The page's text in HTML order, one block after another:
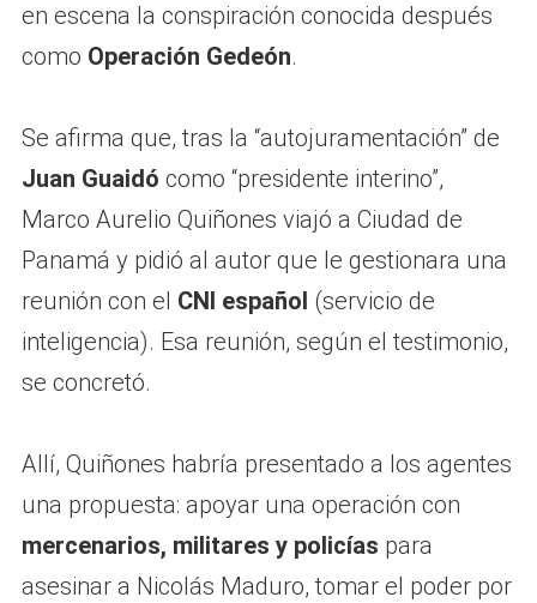
en escena la conspiración conocida después
como Operación Gedeón.
Se afirma que, tras la “autojuramentación” de
Juan Guaidó como “presidente interino”,
Marco Aurelio Quiñones viajó a Ciudad de
Panamá y pidió al autor que le gestionara una
reunión con el CNI español (servicio de
inteligencia). Esa reunión, según el testimonio,
se concretó.
Allí, Quiñones habría presentado a los agentes
una propuesta: apoyar una operación con
mercenarios, militares y policías para
asesinar a Nicolás Maduro, tomar el poder por